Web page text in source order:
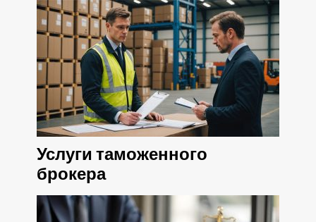
Услуги таможенного
брокера